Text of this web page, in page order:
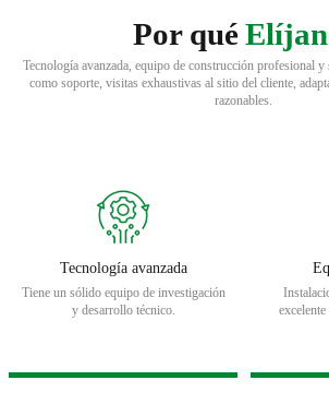
Por qué
Tecnología avanzada, equipo de construcción profesional
como soporte, visitas exhaustivas al sitio del cliente,
razonables.
Tecnología avanzada
Tiene un sólido equipo de investigación
y desarrollo técnico.